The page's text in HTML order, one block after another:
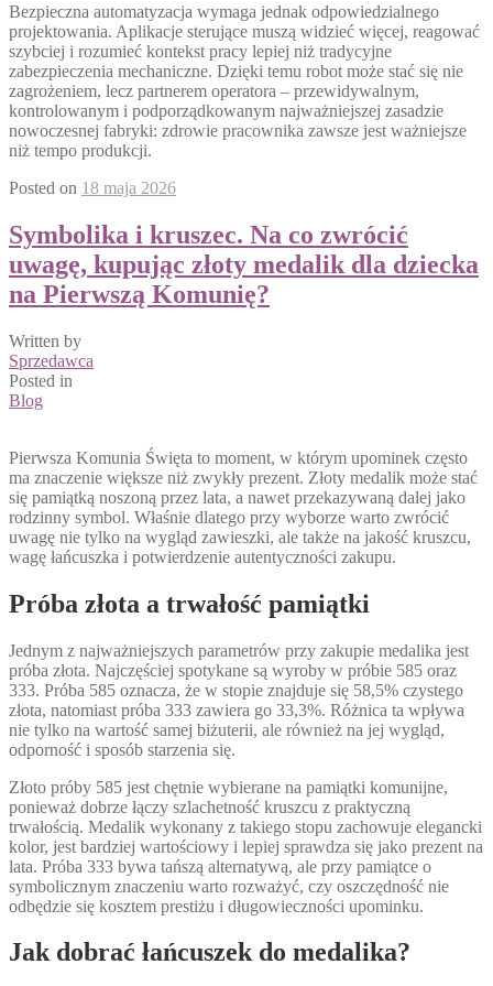
Bezpieczna automatyzacja wymaga jednak odpowiedzialnego
projektowania. Aplikacje sterujące muszą widzieć więcej, reagować
szybciej i rozumieć kontekst pracy lepiej niż tradycyjne
zabezpieczenia mechaniczne. Dzięki temu robot może stać się nie
zagrożeniem, lecz partnerem operatora – przewidywalnym,
kontrolowanym i podporządkowanym najważniejszej zasadzie
nowoczesnej fabryki: zdrowie pracownika zawsze jest ważniejsze
niż tempo produkcji.
Posted on 18 maja 2026
Symbolika i kruszec. Na co zwrócić
uwagę, kupując złoty medalik dla dziecka
na Pierwszą Komunię?
Written by
Sprzedawca
Posted in
Blog
Pierwsza Komunia Święta to moment, w którym upominek często
ma znaczenie większe niż zwykły prezent. Złoty medalik może stać
się pamiątką noszoną przez lata, a nawet przekazywaną dalej jako
rodzinny symbol. Właśnie dlatego przy wyborze warto zwrócić
uwagę nie tylko na wygląd zawieszki, ale także na jakość kruszcu,
wagę łańcuszka i potwierdzenie autentyczności zakupu.
Próba złota a trwałość pamiątki
Jednym z najważniejszych parametrów przy zakupie medalika jest
próba złota. Najczęściej spotykane są wyroby w próbie 585 oraz
333. Próba 585 oznacza, że w stopie znajduje się 58,5% czystego
złota, natomiast próba 333 zawiera go 33,3%. Różnica ta wpływa
nie tylko na wartość samej biżuterii, ale również na jej wygląd,
odporność i sposób starzenia się.
Złoto próby 585 jest chętnie wybierane na pamiątki komunijne,
ponieważ dobrze łączy szlachetność kruszcu z praktyczną
trwałością. Medalik wykonany z takiego stopu zachowuje elegancki
kolor, jest bardziej wartościowy i lepiej sprawdza się jako prezent na
lata. Próba 333 bywa tańszą alternatywą, ale przy pamiątce o
symbolicznym znaczeniu warto rozważyć, czy oszczędność nie
odbędzie się kosztem prestiżu i długowieczności upominku.
Jak dobrać łańcuszek do medalika?